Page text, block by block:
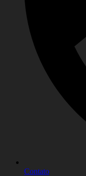
Contato